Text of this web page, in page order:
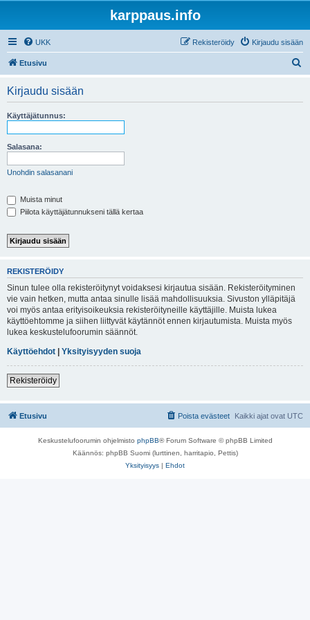
karppaus.info
UKK Kirjaudu sisään
Rekisteröidy
Etusivu
Kirjaudu sisään
Käyttäjätunnus:
Salasana:
Unohdin salasanani
Muista minut
Piilota käyttäjätunnukseni tällä kertaa
REKISTERÖIDY
Sinun tulee olla rekisteröitynyt voidaksesi kirjautua sisään. Rekisteröityminen
vie vain hetken, mutta antaa sinulle lisää mahdollisuuksia. Sivuston ylläpitäjä
voi myös antaa erityisoikeuksia rekisteröityneille käyttäjille. Muista lukea
käyttöehtomme ja siihen liittyvät käytännöt ennen kirjautumista. Muista myös
lukea keskustelufoorumin säännöt.
Käyttöehdot | Yksityisyyden suoja
Rekisteröidy
Etusivu Kaikki ajat ovat UTC
Poista evästeet
Keskustelufoorumin ohjelmisto phpBB® Forum Software © phpBB Limited
Käännös: phpBB Suomi (lurttinen, harritapio, Pettis)
Yksityisyys | Ehdot